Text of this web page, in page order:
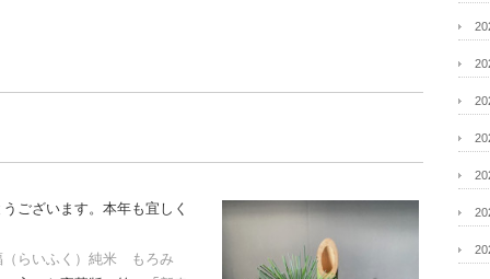
ございます。本年も宜しく
（らいふく）純米 もろみ